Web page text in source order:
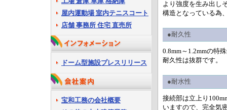
屋内運動場 室内テニスコート
店舗 事務所 住宅 直売所
ドーム型施設プレスリリース
宝和工務の会社概要
より強度を生み出し
構造となっている為
●耐久性
0.8mm～1.2mmの特
耐久性は抜群です。
●耐水性
接続部は立上り
いますので、完全気